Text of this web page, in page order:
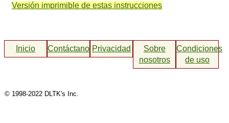
Versión imprimible de estas instrucciones
Inicio ContáctanosPrivacidad
Sobre
nosotros
Condiciones
de uso
© 1998-2022 DLTK's Inc.